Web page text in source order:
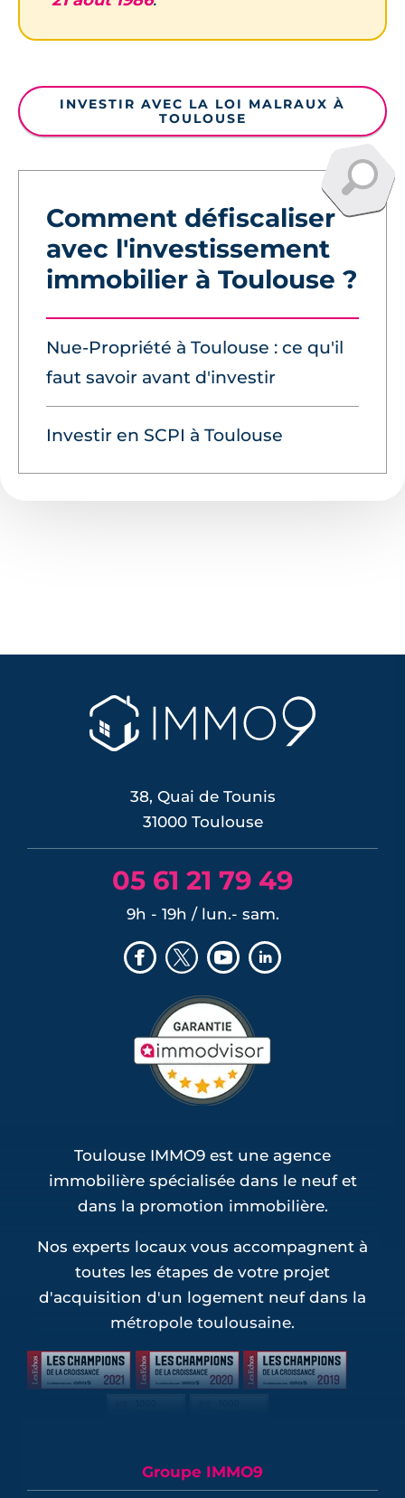
INVESTIR AVEC LA LOI MALRAUX À
TOULOUSE
Comment défiscaliser
avec l'investissement
immobilier à Toulouse ?
Nue-Propriété à Toulouse : ce qu'il
faut savoir avant d'investir
Investir en SCPI à Toulouse
38, Quai de Tounis
31000 Toulouse
05 61 21 79 49
9h - 19h / lun.- sam.
Toulouse IMMO9 est une agence
immobilière spécialisée dans le neuf et
dans la promotion immobilière.
Nos experts locaux vous accompagnent à
toutes les étapes de votre projet
d'acquisition d'un logement neuf dans la
métropole toulousaine.
Groupe IMMO9